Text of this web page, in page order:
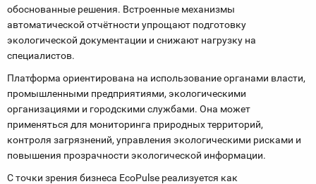
обоснованные решения. Встроенные механизмы
автоматической отчётности упрощают подготовку
экологической документации и снижают нагрузку на
специалистов.
Платформа ориентирована на использование органами власти,
промышленными предприятиями, экологическими
организациями и городскими службами. Она может
применяться для мониторинга природных территорий,
контроля загрязнений, управления экологическими рисками и
повышения прозрачности экологической информации.
С точки зрения бизнеса EcoPulse реализуется как